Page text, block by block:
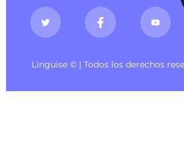
Linguise © | Todos los derechos